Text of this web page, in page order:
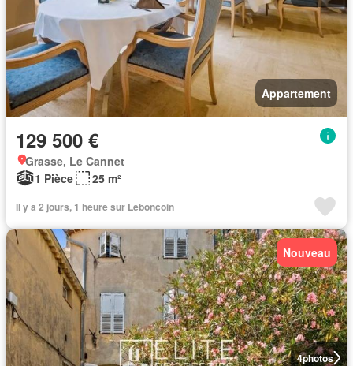
Appartement
129 500 €
Grasse, Le Cannet
1 Pièce
25 m²
Il y a 2 jours, 1 heure sur Leboncoin
4photos
Nouveau